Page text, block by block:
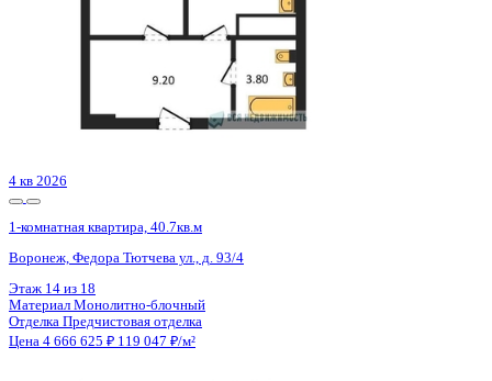
Воронеж, Федора Тютчева ул., д. 93/4
Монолитно-блочный
Предчистовая отделка
Цена 4 666 625 ₽ 119 047 ₽/м²